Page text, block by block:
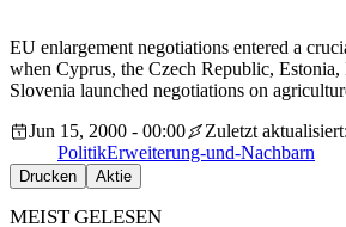
EU enlargement negotiations entered a
when Cyprus, the Czech Republic, Estonia,
Slovenia launched negotiations on
Jun 15, 2000 - 00:00
Zuletzt
PolitikErweiterung-und-Nachbarn
Drucken Aktie
MEIST GELESEN